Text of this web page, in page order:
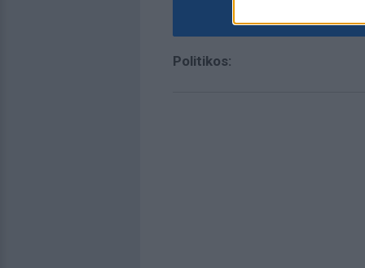
Politikos: